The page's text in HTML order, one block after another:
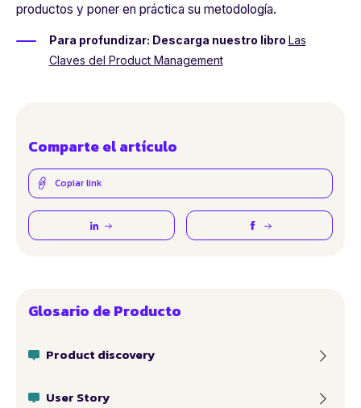
productos y poner en práctica su metodología.
Para profundizar: Descarga nuestro libro Las
Claves del Product Management
Comparte el artículo
Copiar link
Glosario de Producto
Product discovery
User Story